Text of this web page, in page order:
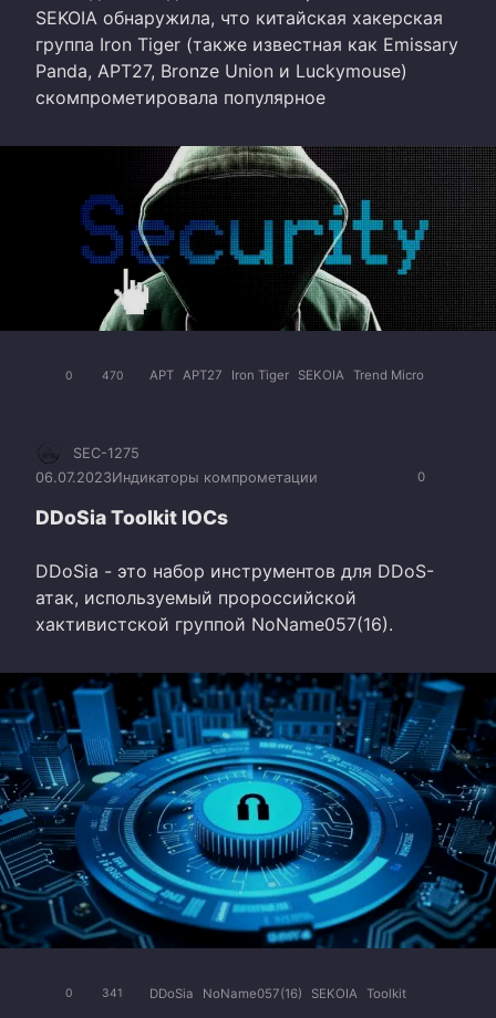
SEKOIA обнаружила, что китайская хакерская
группа Iron Tiger (также известная как Emissary
Panda, APT27, Bronze Union и Luckymouse)
скомпрометировала популярное
0 470 APT APT27 Iron Tiger SEKOIA Trend Micro
0
SEC-1275
06.07.2023Индикаторы компрометации
DDoSia Toolkit IOCs
DDoSia - это набор инструментов для DDoS-
атак, используемый пророссийской
хактивистской группой NoName057(16).
0 341 DDoSia NoName057(16) SEKOIA Toolkit